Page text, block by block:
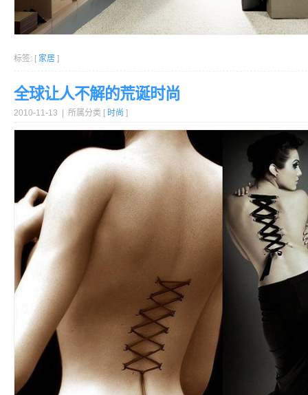
标签: [ 家居 ]
全球让人不解的荒诞时尚
2010-11-13 | 所属分类 [ 时尚 ]